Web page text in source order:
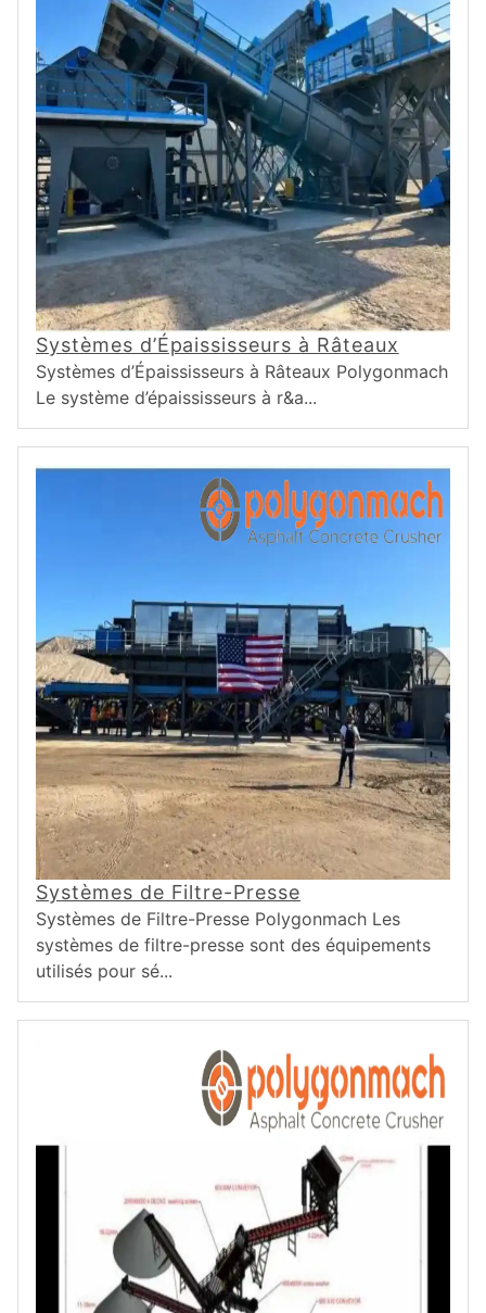
Systèmes d’Épaississeurs à Râteaux
Systèmes d’Épaississeurs à Râteaux Polygonmach
Le système d’épaississeurs à r&a...
Systèmes de Filtre-Presse
Systèmes de Filtre-Presse Polygonmach Les
systèmes de filtre-presse sont des équipements
utilisés pour sé...